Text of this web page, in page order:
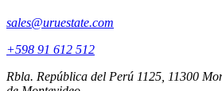
sales@uruestate.com
+598 91 612 512
Rbla. República del Perú 1125, 11300